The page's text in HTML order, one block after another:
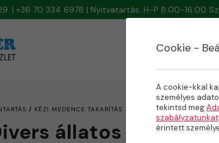
| +36 70 334 6978 | Nyitvatartás: H-P 8:00-16:00
/ KÉZI MEDENCE TAKARÍTÁS
állatos hőmérő
Cookie -
A cookie-kkal
személyes
tekintsd meg
szabályzatunkat
érintett